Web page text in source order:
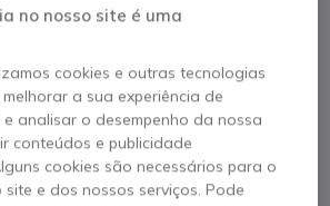
CSTD
vers RJ9
// Referência de fabricante: 1000837
Galeria de imagens
no nosso site é uma
cookies e outras tecnologias
a sua experiência de
analisar o desempenho da nossa
conteúdos e publicidade
cookies são necessários para o
e dos nossos serviços. Pode